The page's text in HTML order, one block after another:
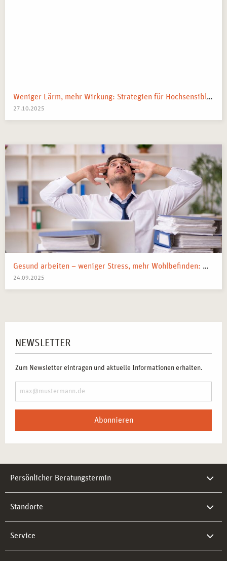
Weniger Lärm, mehr Wirkung: Strategien für Hochsensible in Arbeit und Alltag
27.10.2025
Gesund arbeiten – weniger Stress, mehr Wohlbefinden: Wege zur mentalen Gesundheit am Arbeitsplatz
24.09.2025
NEWSLETTER
Zum Newsletter eintragen und aktuelle Informationen erhalten.
Abonnieren
Persönlicher Beratungstermin
Standorte
Service